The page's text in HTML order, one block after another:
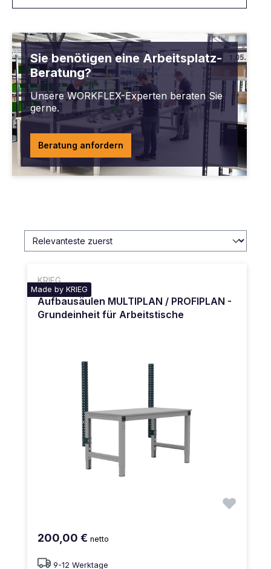
Sie benötigen eine Arbeitsplatz-
Beratung?
Unsere WORKFLEX-Experten beraten Sie
gerne.
Beratung anfordern
KRIEG
Made by KRIEG
Aufbausäulen MULTIPLAN / PROFIPLAN -
Grundeinheit für Arbeitstische
200,00 € netto
9-12 Werktage